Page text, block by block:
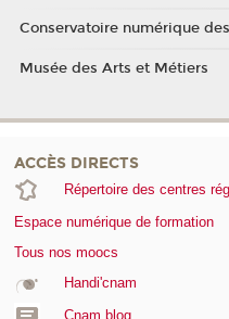
Conservatoire numérique
Musée des Arts et Métiers
ACCÈS DIRECTS
Répertoire des centres
Espace numérique de formation
Tous nos moocs
Handi'cnam
Cnam blog